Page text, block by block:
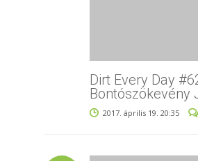
Dirt Every Day
Bontószökevény
2017. április 19. 20:35